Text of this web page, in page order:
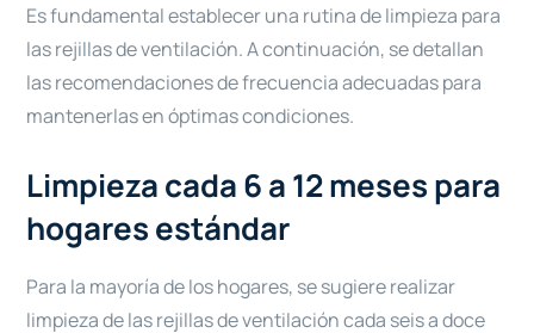
Es fundamental establecer una rutina de limpieza para
las rejillas de ventilación. A continuación, se detallan
las recomendaciones de frecuencia adecuadas para
mantenerlas en óptimas condiciones.
Limpieza cada 6 a 12 meses para
hogares estándar
Para la mayoría de los hogares, se sugiere realizar
limpieza de las rejillas de ventilación cada seis a doce